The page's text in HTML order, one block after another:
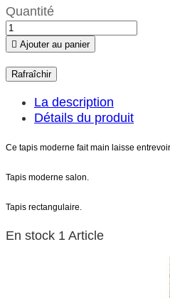
Quantité
 Ajouter au panier
La description
Détails du produit
Ce tapis moderne fait main laisse
Tapis moderne salon.
Tapis rectangulaire.
En stock 1 Article